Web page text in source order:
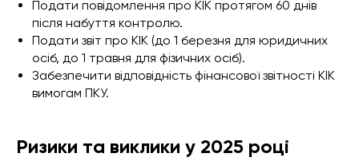
Подати повідомлення про КІК протягом 60 днів
після набуття контролю.
Подати звіт про КІК (до 1 березня для юридичних
осіб, до 1 травня для фізичних осіб).
Забезпечити відповідність фінансової звітності КІК
вимогам ПКУ.
Ризики та виклики у 2025 році